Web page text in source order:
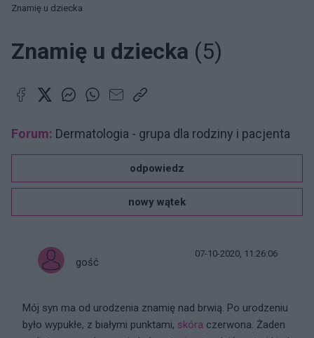
Znamię u dziecka
Znamię u dziecka (5)
Forum: Dermatologia - grupa dla rodziny i pacjenta
odpowiedz
nowy wątek
gość
07-10-2020, 11:26:06
Mój syn ma od urodzenia znamię nad brwią. Po urodzeniu
było wypukłe, z białymi punktami, skóra czerwona. Żaden